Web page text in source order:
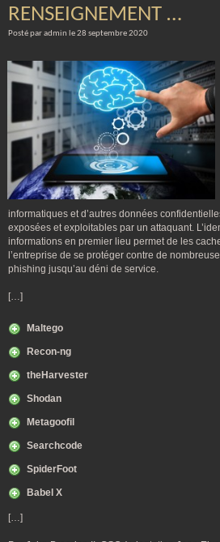
RENSEIGNEMENT …
Posté par admin le 28 septembre 2020
informatiques et d’autres données
exposées et exploitables par un attaquant.
informations en premier lieu permet de les
l’entreprise de se protéger contre de
phishing jusqu’au déni de service.
[…]
Maltego
Recon-ng
theHarvester
Shodan
Metagoofil
Searchcode
SpiderFoot
Babel X
[…]